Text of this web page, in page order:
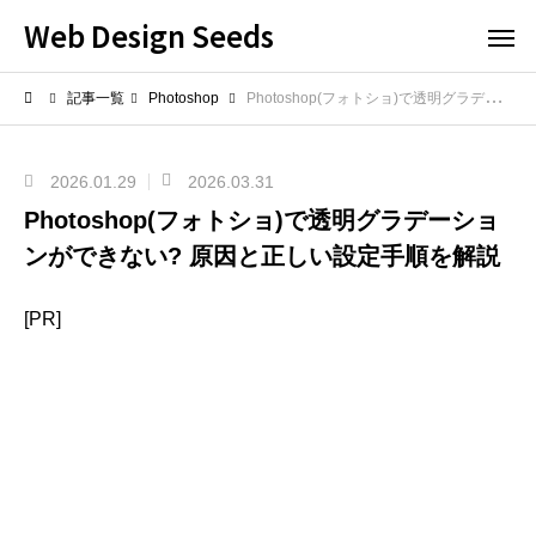
Web Design Seeds
記事一覧 Photoshop Photoshop(フォトショ)で透明グラデーションができない? 原因と正しい設定手順を解説
2026.01.29 2026.03.31
Photoshop(フォトショ)で透明グラデーショ
ンができない? 原因と正しい設定手順を解説
[PR]